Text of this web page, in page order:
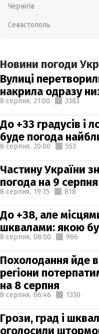
Чернігів
Севастополь
Новини погоди
Вулиці
накрила одразу
8 серпня, 21:00 3383
До +33 градусів і
буде погода
8 серпня, 20:00 553
Частину України
погода на 9 серпня
8 серпня, 19:15 818
До +38, але
шквалами: якою
8 серпня, 08:00 966
Похолодання йде в
регіони
на 8 серпня
8 серпня, 06:46 1330
Грози, град і
оголосили